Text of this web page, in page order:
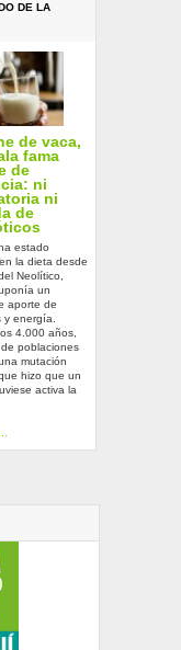
DE LA
de vaca,
fama
de
ni
ni
de
estado
la dieta desde
Neolítico,
un
aporte de
y energía.
4.000 años,
poblaciones
mutación
hizo que un
activa la